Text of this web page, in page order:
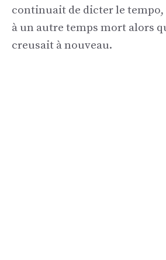
continuait de dicter le
à un autre temps mort alors
creusait à nouveau.